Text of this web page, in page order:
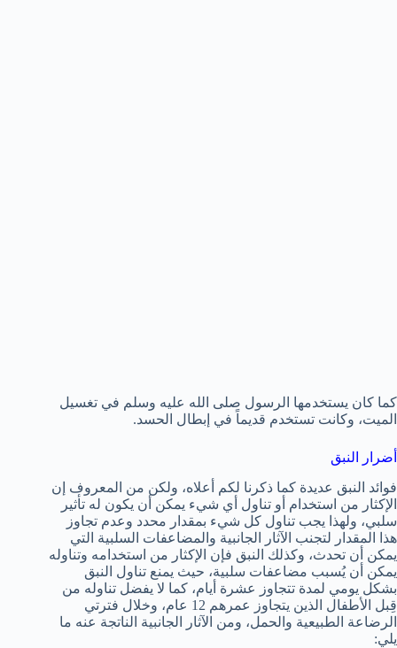
كما كان يستخدمها الرسول صلى الله عليه وسلم في تغسيل
الميت، وكانت تستخدم قديماً في إبطال الحسد.
أضرار النبق
فوائد النبق عديدة كما ذكرنا لكم أعلاه، ولكن من المعروف إن
الإكثار من استخدام أو تناول أي شيء يمكن أن يكون له تأثير
سلبي، ولهذا يجب تناول كل شيء بمقدار محدد وعدم تجاوز
هذا المقدار لتجنب الآثار الجانبية والمضاعفات السلبية التي
يمكن أن تحدث، وكذلك النبق فإن الإكثار من استخدامه وتناوله
يمكن أن يُسبب مضاعفات سلبية، حيث يمنع تناول النبق
بشكل يومي لمدة تتجاوز عشرة أيام، كما لا يفضل تناوله من
قِبل الأطفال الذين يتجاوز عمرهم 12 عام، وخلال فترتي
الرضاعة الطبيعية والحمل، ومن الآثار الجانبية الناتجة عنه ما
يلي: